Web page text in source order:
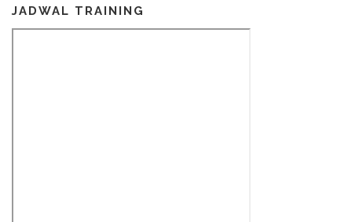
JADWAL TRAINING